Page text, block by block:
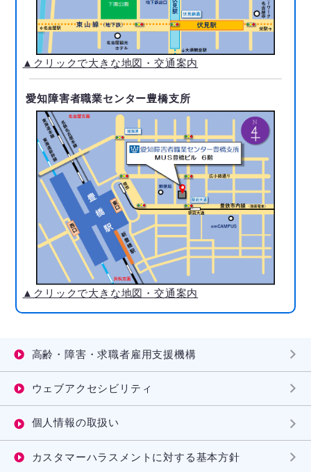
▲クリックで大きな地図・交通案内
愛知障害者職業センター豊橋支所
▲クリックで大きな地図・交通案内
高齢・障害・求職者雇用支援機構
ウェブアクセシビリティ
個人情報の取扱い
カスタマーハラスメントに対する基本方針